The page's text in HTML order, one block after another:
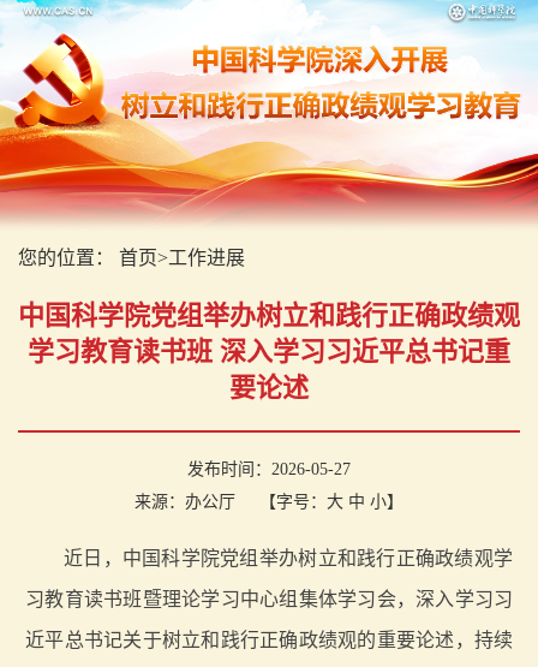
您的位置： 首页>工作进展
中国科学院党组举办树立和践行正确政绩观
学习教育读书班 深入学习习近平总书记重
要论述
发布时间：2026-05-27
来源：办公厅
【字号： 大 中 小】
近日，中国科学院党组举办树立和践行正确政绩观学
习教育读书班暨理论学习中心组集体学习会，深入学习习
近平总书记关于树立和践行正确政绩观的重要论述，持续